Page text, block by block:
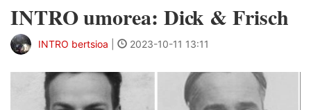
INTRO umorea: Dick & Frisch
INTRO bertsioa 2023-10-11 13:11